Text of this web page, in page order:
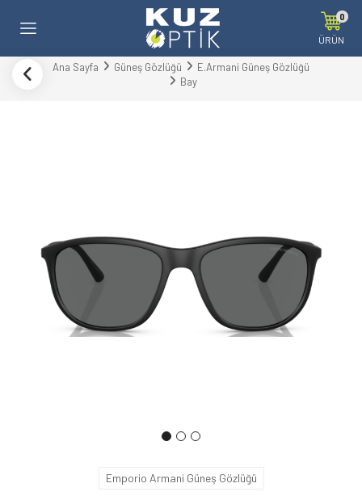
0
ÜRÜN
Ana Sayfa Güneş Gözlüğü
E.Armani Güneş Gözlüğü
Bay
Emporio Armani Güneş Gözlüğü